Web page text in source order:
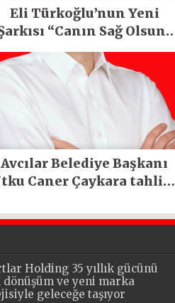
Eli Türkoğlu’nun Yeni
“Canın Sağ Olsun”
Büyük İlgi Gördü!..
Avcılar Belediye Başkanı
Caner Çaykara tahliye
Holding 35 yıllık gücünü
ve yeni marka
geleceğe taşıyor